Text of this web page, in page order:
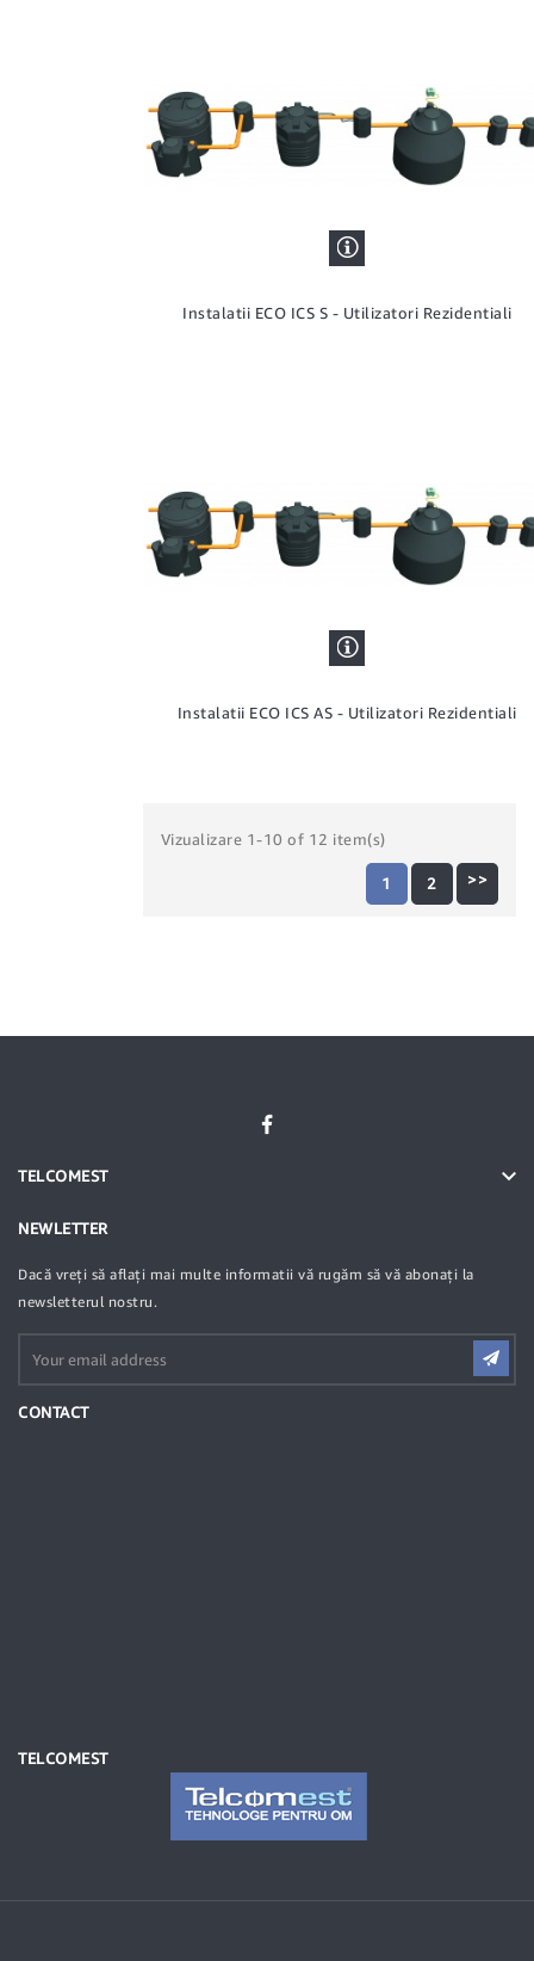
Instalatii ECO ICS S - Utilizatori Rezidentiali
Instalatii ECO ICS AS - Utilizatori Rezidentiali
Vizualizare 1-10 of 12 item(s)
1 2 >>
TELCOMEST 
NEWLETTER
Dacă vreți să aflați mai multe informatii vă rugăm să vă abonați la
newsletterul nostru.
CONTACT
TELCOMEST